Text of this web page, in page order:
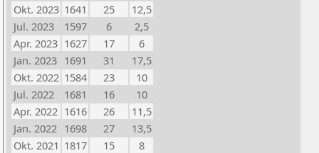
Okt. 2023 1641 25
12,5
Jul. 2023
1597 6
2,5
Apr. 2023 1627 17
6
Jan. 2023 1691 31
17,5
Okt. 2022 1584 23
10
Jul. 2022
1681 16
10
Apr. 2022 1616 26
11,5
Jan. 2022 1698 27
13,5
Okt. 2021 1817 15
8